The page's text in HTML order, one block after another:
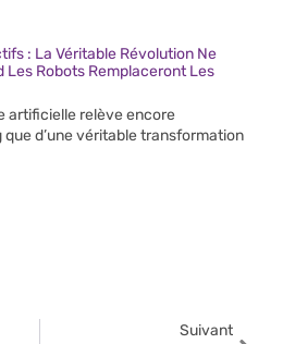
: La Véritable Révolution Ne
Les Robots Remplaceront Les
artificielle relève encore
d’une véritable transformation
Suivant